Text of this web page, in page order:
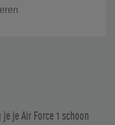
je Air Force 1 schoon